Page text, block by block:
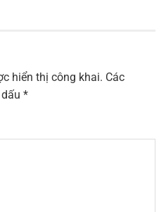
hiển thị công khai. Các
*